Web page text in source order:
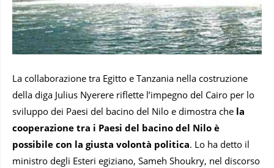
La collaborazione tra Egitto e Tanzania nella costruzione
della diga Julius Nyerere riflette l’impegno del Cairo per lo
sviluppo dei Paesi del bacino del Nilo e dimostra che la
cooperazione tra i Paesi del bacino del Nilo è
possibile con la giusta volontà politica. Lo ha detto il
ministro degli Esteri egiziano, Sameh Shoukry, nel discorso